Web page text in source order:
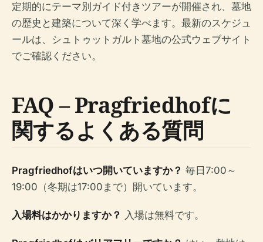
定期的にテーマ別ガイド付きツアーが開催され、墓地
の歴史と建築について深く学べます。最新のスケジュ
ールは、シュトゥットガルト墓地の公式ウェブサイト
でご確認ください。
FAQ – Pragfriedhofに
関するよくある質問
Pragfriedhofはいつ開いていますか？ 毎日7:00～
19:00（冬期は17:00まで）開いています。
入場料はかかりますか？ 入場は無料です。